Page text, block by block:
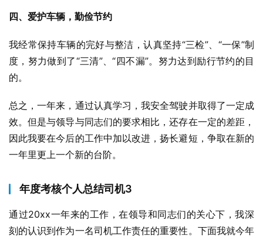
四、爱护车辆，勤俭节约
我经常保持车辆的完好与整洁，认真坚持“三检”、“一保”制
度，努力做到了“三清”、“四不漏”。努力达到励行节约的目
的。
总之，一年来，通过认真学习，我安全驾驶并取得了一定成
效。但是与领导与同志们的要求相比，还存在一定的差距，
因此我要在今后的工作中加以改进，扬长避短，争取在新的
一年里更上一个新的台阶。
年度考核个人总结司机3
通过20xx一年来的工作，在领导和同志们的关心下，我深
刻的认识到作为一名司机工作责任的重要性。下面我就今年